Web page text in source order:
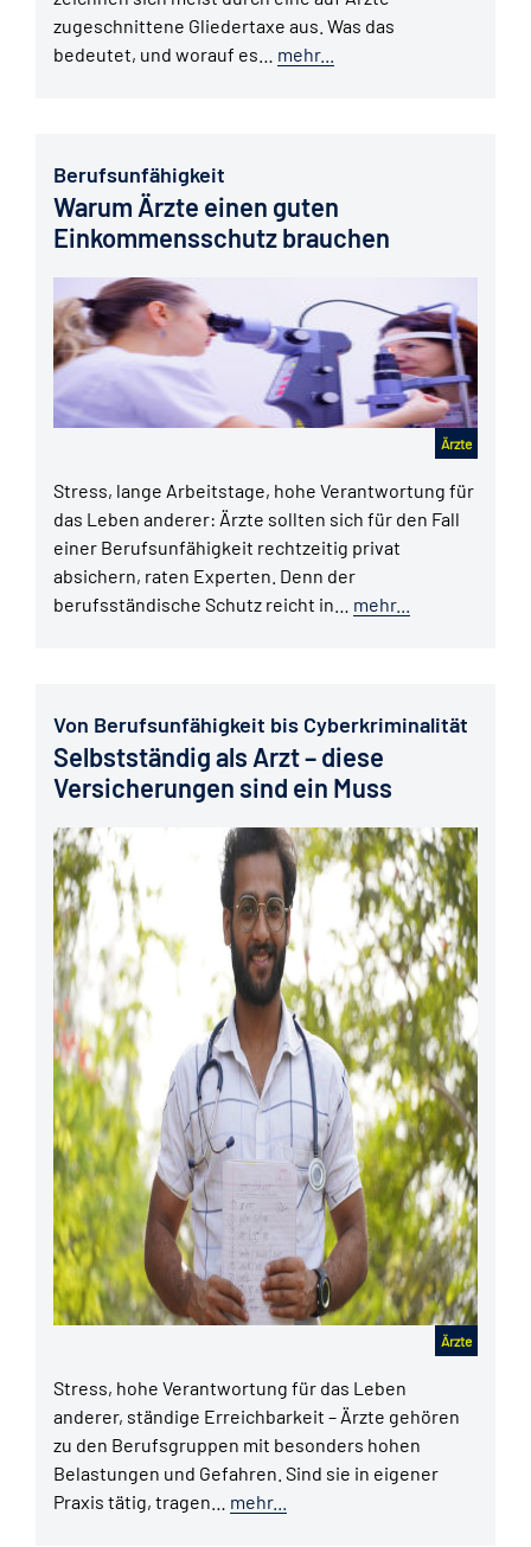
zugeschnittene Gliedertaxe aus. Was das
bedeutet, und worauf es… mehr...
Berufsunfähigkeit
Warum Ärzte einen guten
Einkommensschutz brauchen
Ärzte
Stress, lange Arbeitstage, hohe Verantwortung für
das Leben anderer: Ärzte sollten sich für den Fall
einer Berufsunfähigkeit rechtzeitig privat
absichern, raten Experten. Denn der
berufsständische Schutz reicht in… mehr...
Von Berufsunfähigkeit bis Cyberkriminalität
Selbstständig als Arzt – diese
Versicherungen sind ein Muss
Ärzte
Stress, hohe Verantwortung für das Leben
anderer, ständige Erreichbarkeit – Ärzte gehören
zu den Berufsgruppen mit besonders hohen
Belastungen und Gefahren. Sind sie in eigener
Praxis tätig, tragen… mehr...